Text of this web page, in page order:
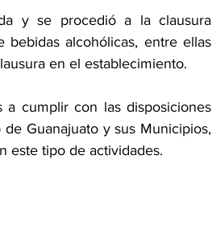
y se procedió a la clausura
alcohólicas, entre ellas
en el establecimiento.
a cumplir con las disposiciones
Guanajuato y sus Municipios,
este tipo de actividades.